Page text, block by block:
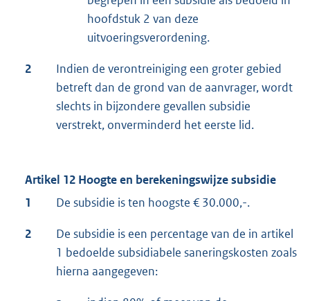
hoofdstuk 2 van deze
uitvoeringsverordening.
2
Indien de verontreiniging een groter gebied
betreft dan de grond van de aanvrager, wordt
slechts in bijzondere gevallen subsidie
verstrekt, onverminderd het eerste lid.
Artikel 12 Hoogte en berekeningswijze subsidie
1
De subsidie is ten hoogste € 30.000,-.
2
De subsidie is een percentage van de in artikel
1 bedoelde subsidiabele saneringskosten zoals
hierna aangegeven: